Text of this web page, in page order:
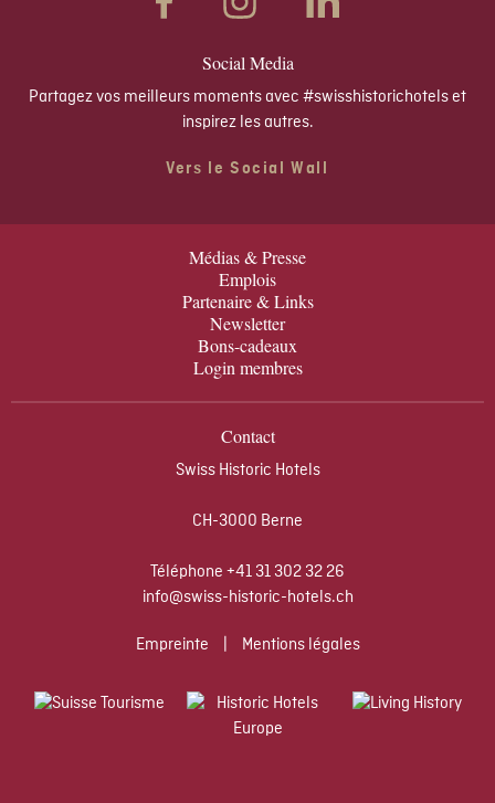
Social Media
Partagez vos meilleurs moments avec #swisshistorichotels et
inspirez les autres.
Vers le Social Wall
Médias & Presse
Emplois
Partenaire & Links
Newsletter
Bons-cadeaux
Login membres
Contact
Swiss Historic Hotels
CH-3000 Berne
Téléphone +41 31 302 32 26
info@swiss-historic-hotels.ch
Empreinte Mentions légales